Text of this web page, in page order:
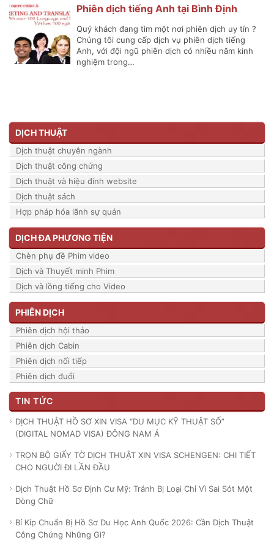
Phiên dịch tiếng Anh tại Bình Định
Quý khách đang tìm một nơi phiên dịch uy tín ?
Chúng tôi cung cấp dịch vụ phiên dịch tiếng
Anh, với đội ngũ phiên dịch có nhiều năm kinh
nghiệm trong…
DỊCH THUẬT
Dịch thuật chuyên ngành
Dịch thuật công chứng
Dịch thuật và hiệu đính website
Dịch thuật sách
Hợp pháp hóa lãnh sự quán
DỊCH ĐA PHƯƠNG TIỆN
Chèn phụ đề Phim video
Dịch và Thuyết minh Phim
Dịch và lồng tiếng cho Video
PHIÊN DỊCH
Phiên dịch hội thảo
Phiên dịch Cabin
Phiên dịch nối tiếp
Phiên dịch đuổi
TIN TỨC
DỊCH THUẬT HỒ SƠ XIN VISA “DU MỤC KỸ THUẬT SỐ”
(DIGITAL NOMAD VISA) ĐÔNG NAM Á
TRỌN BỘ GIẤY TỜ DỊCH THUẬT XIN VISA SCHENGEN: CHI TIẾT
CHO NGUỜI ĐI LẦN ĐẦU
Dịch Thuật Hồ Sơ Định Cư Mỹ: Tránh Bị Loại Chỉ Vì Sai Sót Một
Dòng Chữ
Bí Kíp Chuẩn Bị Hồ Sơ Du Học Anh Quốc 2026: Cần Dịch Thuật
Công Chứng Những Gì?